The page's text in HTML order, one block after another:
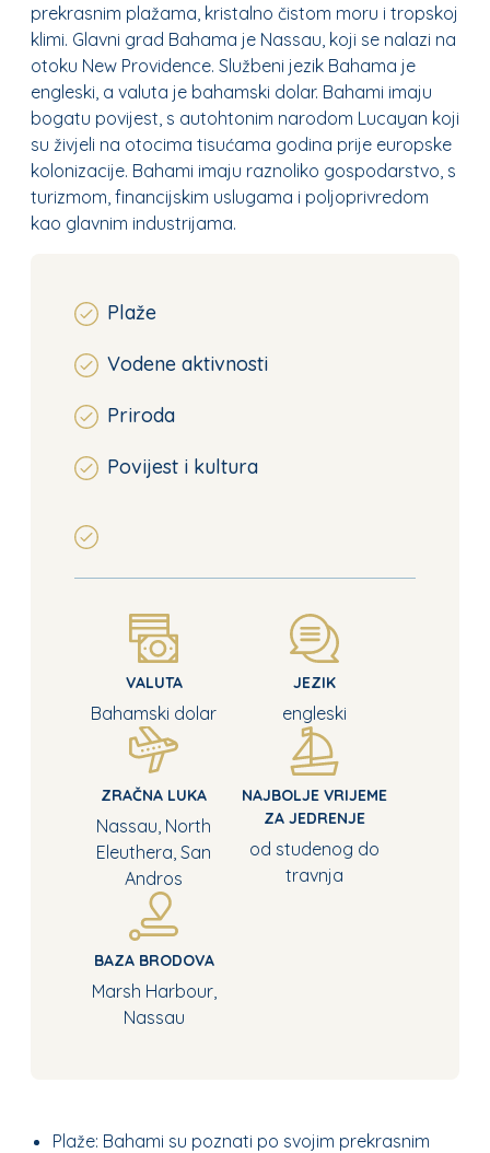
prekrasnim plažama, kristalno čistom moru i tropskoj
klimi. Glavni grad Bahama je Nassau, koji se nalazi na
otoku New Providence. Službeni jezik Bahama je
engleski, a valuta je bahamski dolar. Bahami imaju
bogatu povijest, s autohtonim narodom Lucayan koji
su živjeli na otocima tisućama godina prije europske
kolonizacije. Bahami imaju raznoliko gospodarstvo, s
turizmom, financijskim uslugama i poljoprivredom
kao glavnim industrijama.
Plaže
Vodene aktivnosti
Priroda
Povijest i kultura
VALUTA
Bahamski dolar
JEZIK
engleski
ZRAČNA LUKA
Nassau, North
Eleuthera, San
Andros
NAJBOLJE VRIJEME
ZA JEDRENJE
od studenog do
travnja
BAZA BRODOVA
Marsh Harbour,
Nassau
Plaže: Bahami su poznati po svojim prekrasnim